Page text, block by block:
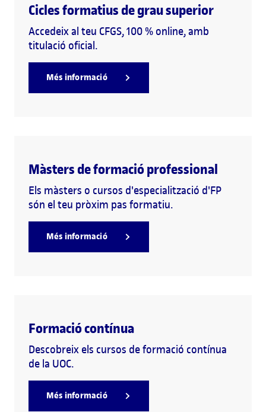
Cicles formatius de grau superior
Accedeix al teu CFGS, 100 % online, amb
titulació oficial.
Més informació
Màsters de formació professional
Els màsters o cursos d'especialització d'FP
són el teu pròxim pas formatiu.
Més informació
Formació contínua
Descobreix els cursos de formació contínua
de la UOC.
Més informació